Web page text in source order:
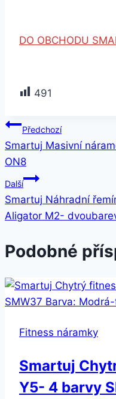
DO OBCHODU
491
Navigace
pro
příspěvek
Předchozí
Smartuj Masivní
ON8
Další
Smartuj Náhradní
Aligator M2-
Podobné
Fitness náramky
Smartuj
Y5- 4 barvy